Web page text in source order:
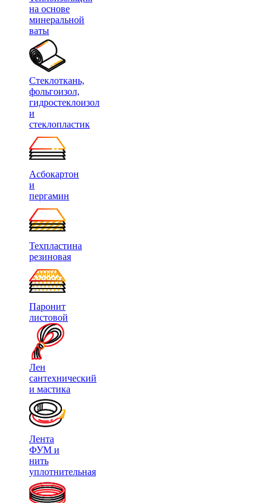
на основе
минеральной
ваты
Стеклоткань,
фольгоизол,
гидростеклоизол
и
стеклопластик
Асбокартон
и
пергамин
Техпластина
резиновая
Паронит
листовой
Лен
сантехнический
и мастика
Лента
ФУМ и
нить
уплотнительная